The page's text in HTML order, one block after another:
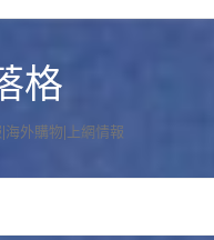
格
外購物|上網情報